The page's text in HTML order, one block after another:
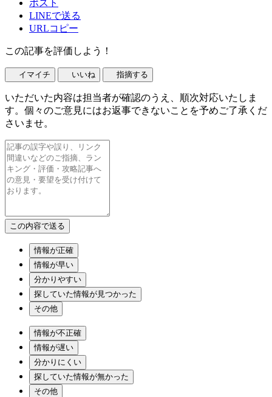
ポスト
LINEで送る
URLコピー
この記事を評価しよう！
イマイチ いいね 指摘する
いただいた内容は担当者が確認のうえ、順次対応いたしま
す。個々のご意見にはお返事できないことを予めご了承くだ
さいませ。
情報が正確
情報が早い
分かりやすい
探していた情報が見つかった
その他
情報が不正確
情報が遅い
分かりにくい
探していた情報が無かった
その他